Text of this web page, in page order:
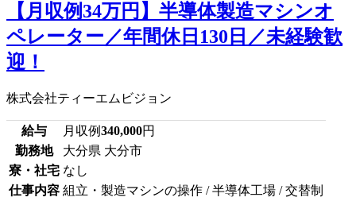
【月収例34万円】半導体製造マシンオ
ペレーター／年間休日130日／未経験歓
迎！
株式会社ティーエムビジョン
給与 月収例340,000円
勤務地
大分県 大分市
寮・社宅 なし
仕事内容 組立・製造マシンの操作 / 半導体工場 / 交替制